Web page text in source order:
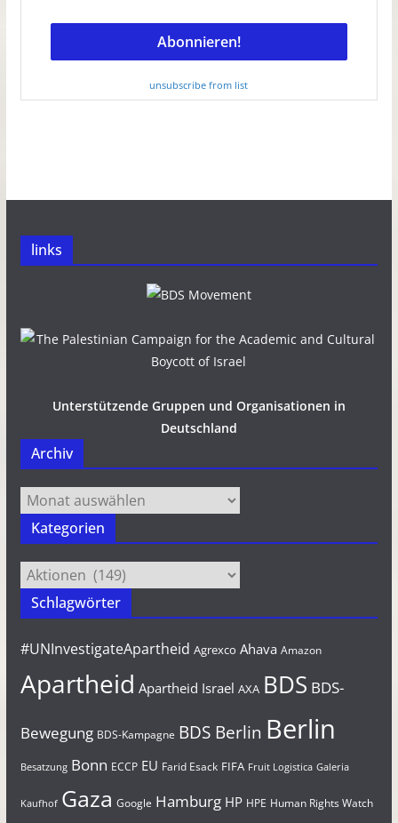
unsubscribe from list
links
Unterstützende Gruppen und Organisationen in
Deutschland
Archiv
Archiv
Kategorien
Kategorien
Schlagwörter
#UNInvestigateApartheid Agrexco Ahava Amazon
Apartheid Apartheid Israel AXA BDS BDS-
Bewegung BDS-Kampagne BDS Berlin Berlin
Besatzung Bonn ECCP EU Farid Esack FIFA Fruit Logistica Galeria
Kaufhof Gaza Google Hamburg HP HPE Human Rights Watch